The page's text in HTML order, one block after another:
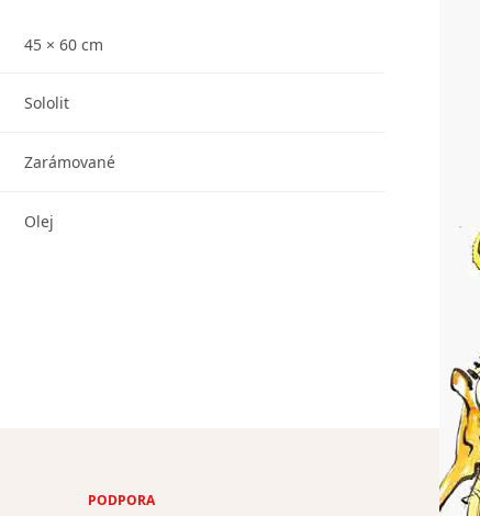
45 × 60 cm
Sololit
Zarámované
Olej
PODPORA